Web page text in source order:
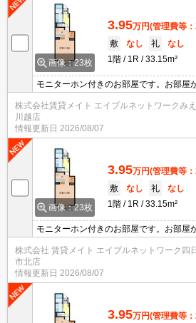
画像：23枚
3.95万円(管理費等
敷
なし 礼
なし
1階
1R 33.15m²
モニターホン付きのお部屋です。お部屋
でセキュリティ面はもちろん知らない人
もありません。 エアコン付きのお部屋で
株式会社賃貸メイト エイブルネットワークみえ
川越店
情報更新日 2026/08/07
画像：23枚
3.95万円(管理費等
敷
なし 礼
なし
1階
1R 33.15m²
モニターホン付きのお部屋です。お部屋
でセキュリティ面はもちろん知らない人
もありません。 エアコン付きのお部屋で
株式会社 賃貸メイト エイブルネットワーク四日
市北店
情報更新日 2026/08/07
3.95万円(管理費等